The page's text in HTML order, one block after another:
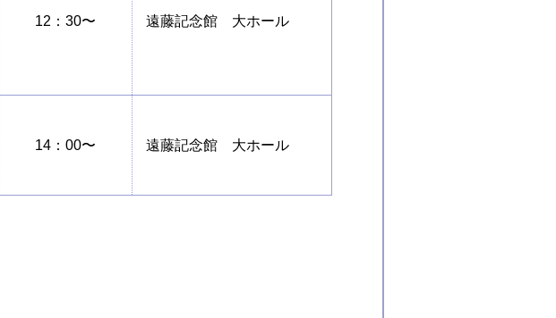
12：30〜 遠藤記念館 大ホール
14：00〜 遠藤記念館 大ホール